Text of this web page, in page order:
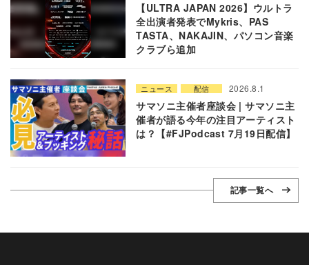
【ULTRA JAPAN 2026】ウルトラ
全出演者発表でMykris、PAS
TASTA、NAKAJIN、パソコン音楽
クラブら追加
ニュース 配信 2026.8.1
サマソニ主催者座談会 | サマソニ主
催者が語る今年の注目アーティスト
は？【#FJPodcast 7月19日配信】
記事一覧へ